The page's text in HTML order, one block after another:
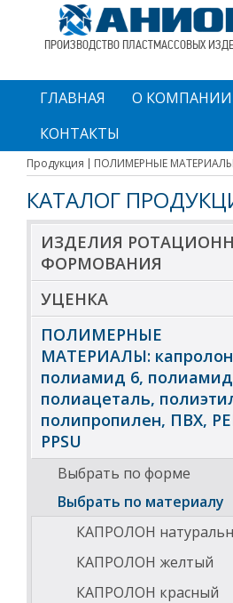
ПРОИЗВОДСТВО ПЛАСТМАССОВЫХ
ГЛАВНАЯ О КОМПАНИИ
КОНТАКТЫ
Продукция ПОЛИМЕРНЫЕ МАТЕРИАЛЫ:
КАТАЛОГ
ИЗДЕЛИЯ
ФОРМОВАНИЯ
УЦЕНКА
ПОЛИМЕРНЫЕ
МАТЕРИАЛЫ:
полиамид 6, полиамид
полиацеталь,
полипропилен, ПВХ,
PPSU
Выбрать по форме
Выбрать по материалу
КАПРОЛОН
КАПРОЛОН желтый
КАПРОЛОН красный